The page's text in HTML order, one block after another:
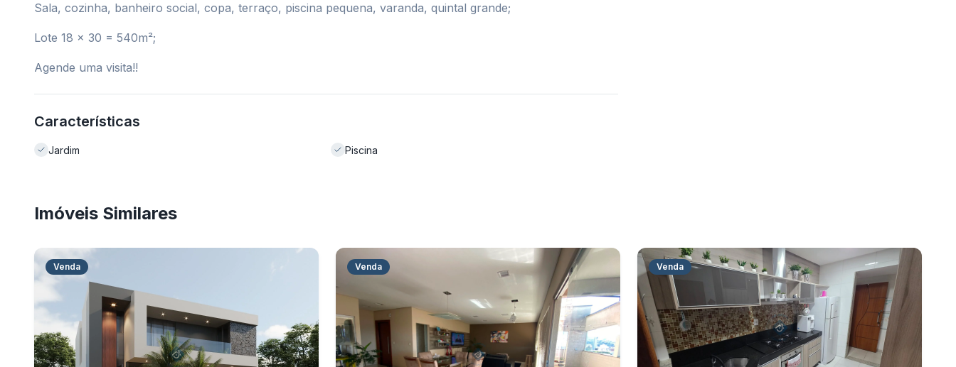
Sala, cozinha, banheiro social, copa, terraço, piscina pequena, varanda, quintal grande;
Lote 18 x 30 = 540m²;
Agende uma visita!!
Características
Jardim Piscina
Imóveis Similares
Venda Venda Venda